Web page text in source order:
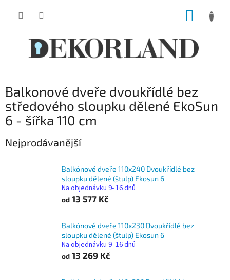
Balkonové dveře dvoukřídlé bez
středového sloupku dělené EkoSun
6 - šířka 110 cm
Nejprodávanější
Balkónové dveře 110x240 Dvoukřídlé bez
sloupku dělené (štulp) Ekosun 6
Na objednávku 9- 16 dnů
od 13 577 Kč
Balkónové dveře 110x230 Dvoukřídlé bez
sloupku dělené (štulp) Ekosun 6
Na objednávku 9- 16 dnů
od 13 269 Kč